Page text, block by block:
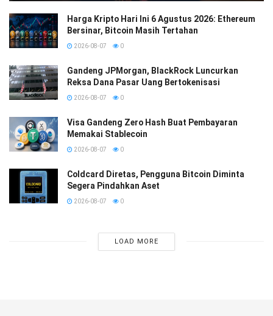
Harga Kripto Hari Ini 6 Agustus 2026: Ethereum
Bersinar, Bitcoin Masih Tertahan
2026-08-07 0
Gandeng JPMorgan, BlackRock Luncurkan
Reksa Dana Pasar Uang Bertokenisasi
2026-08-07 0
Visa Gandeng Zero Hash Buat Pembayaran
Memakai Stablecoin
2026-08-07 0
Coldcard Diretas, Pengguna Bitcoin Diminta
Segera Pindahkan Aset
2026-08-07 0
LOAD MORE